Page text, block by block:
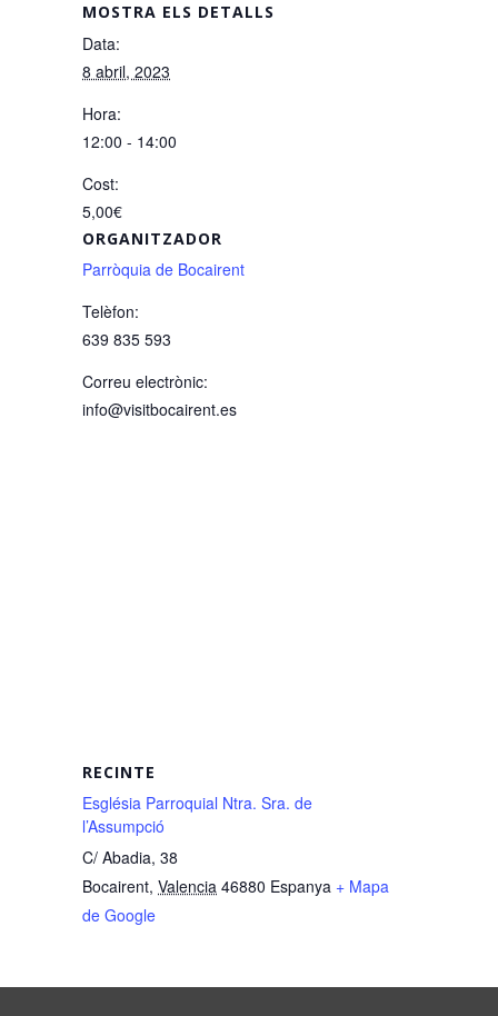
MOSTRA ELS DETALLS
Data:
8 abril, 2023
Hora:
12:00 - 14:00
Cost:
5,00€
ORGANITZADOR
Parròquia de Bocairent
Telèfon:
639 835 593
Correu electrònic:
info@visitbocairent.es
RECINTE
Església Parroquial Ntra. Sra. de
l’Assumpció
C/ Abadia, 38
Bocairent, Valencia 46880 Espanya + Mapa
de Google